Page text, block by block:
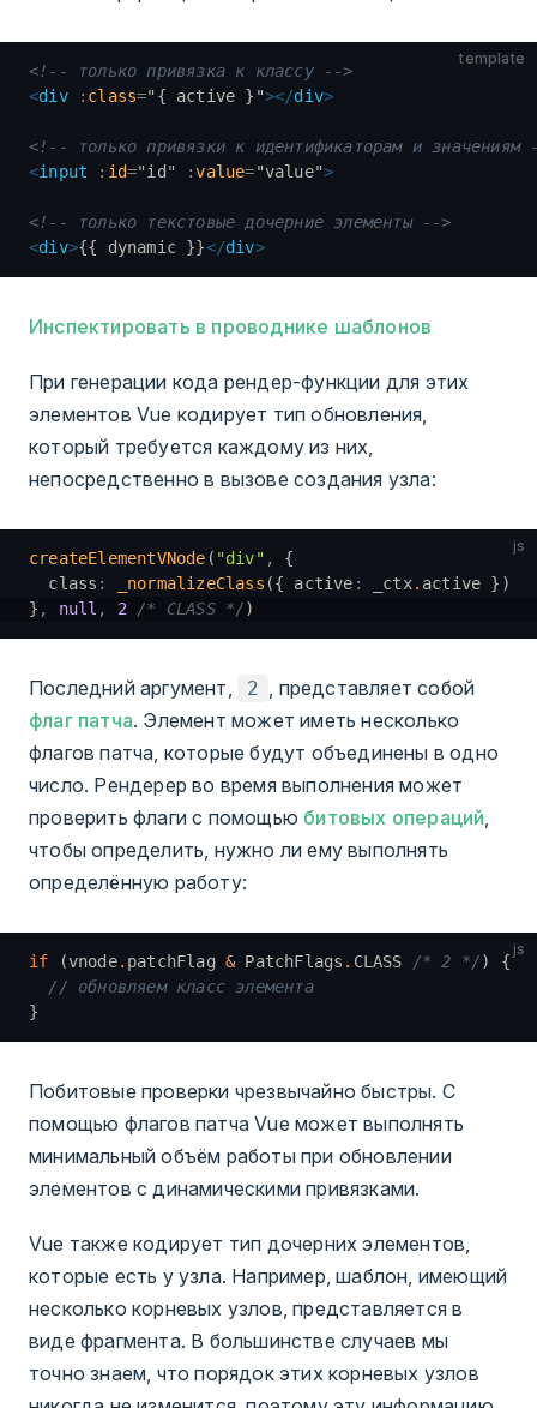
template
<!-- только привязка к классу -->
<div : class=" { active } "></div>
<!-- только привязки к идентификаторам и значениям
<input : id="id " :value="value">
<!-- только текстовые дочерние элементы -->
<div>{{ dynamic }}</div>
Инспектировать в проводнике шаблонов
При генерации кода рендер-функции для этих
элементов Vue кодирует тип обновления,
который требуется каждому из них,
непосредственно в вызове создания узла:
js
createElementVNode ( "div" ,
{
  class
: _normalizeClass ({ active : _ctx. active })
} , null , 2 /* CLASS */)
Последний аргумент, 2 , представляет собой
флаг патча. Элемент может иметь несколько
флагов патча, которые будут объединены в одно
число. Рендерер во время выполнения может
проверить флаги с помощью битовых операций,
чтобы определить, нужно ли ему выполнять
определённую работу:
js
if (vnode. patchFlag & PatchFlags . CLASS /* 2 */) {
  // обновляем класс элемента
}
Побитовые проверки чрезвычайно быстры. С
помощью флагов патча Vue может выполнять
минимальный объём работы при обновлении
элементов с динамическими привязками.
Vue также кодирует тип дочерних элементов,
которые есть у узла. Например, шаблон, имеющий
несколько корневых узлов, представляется в
виде фрагмента. В большинстве случаев мы
точно знаем, что порядок этих корневых узлов